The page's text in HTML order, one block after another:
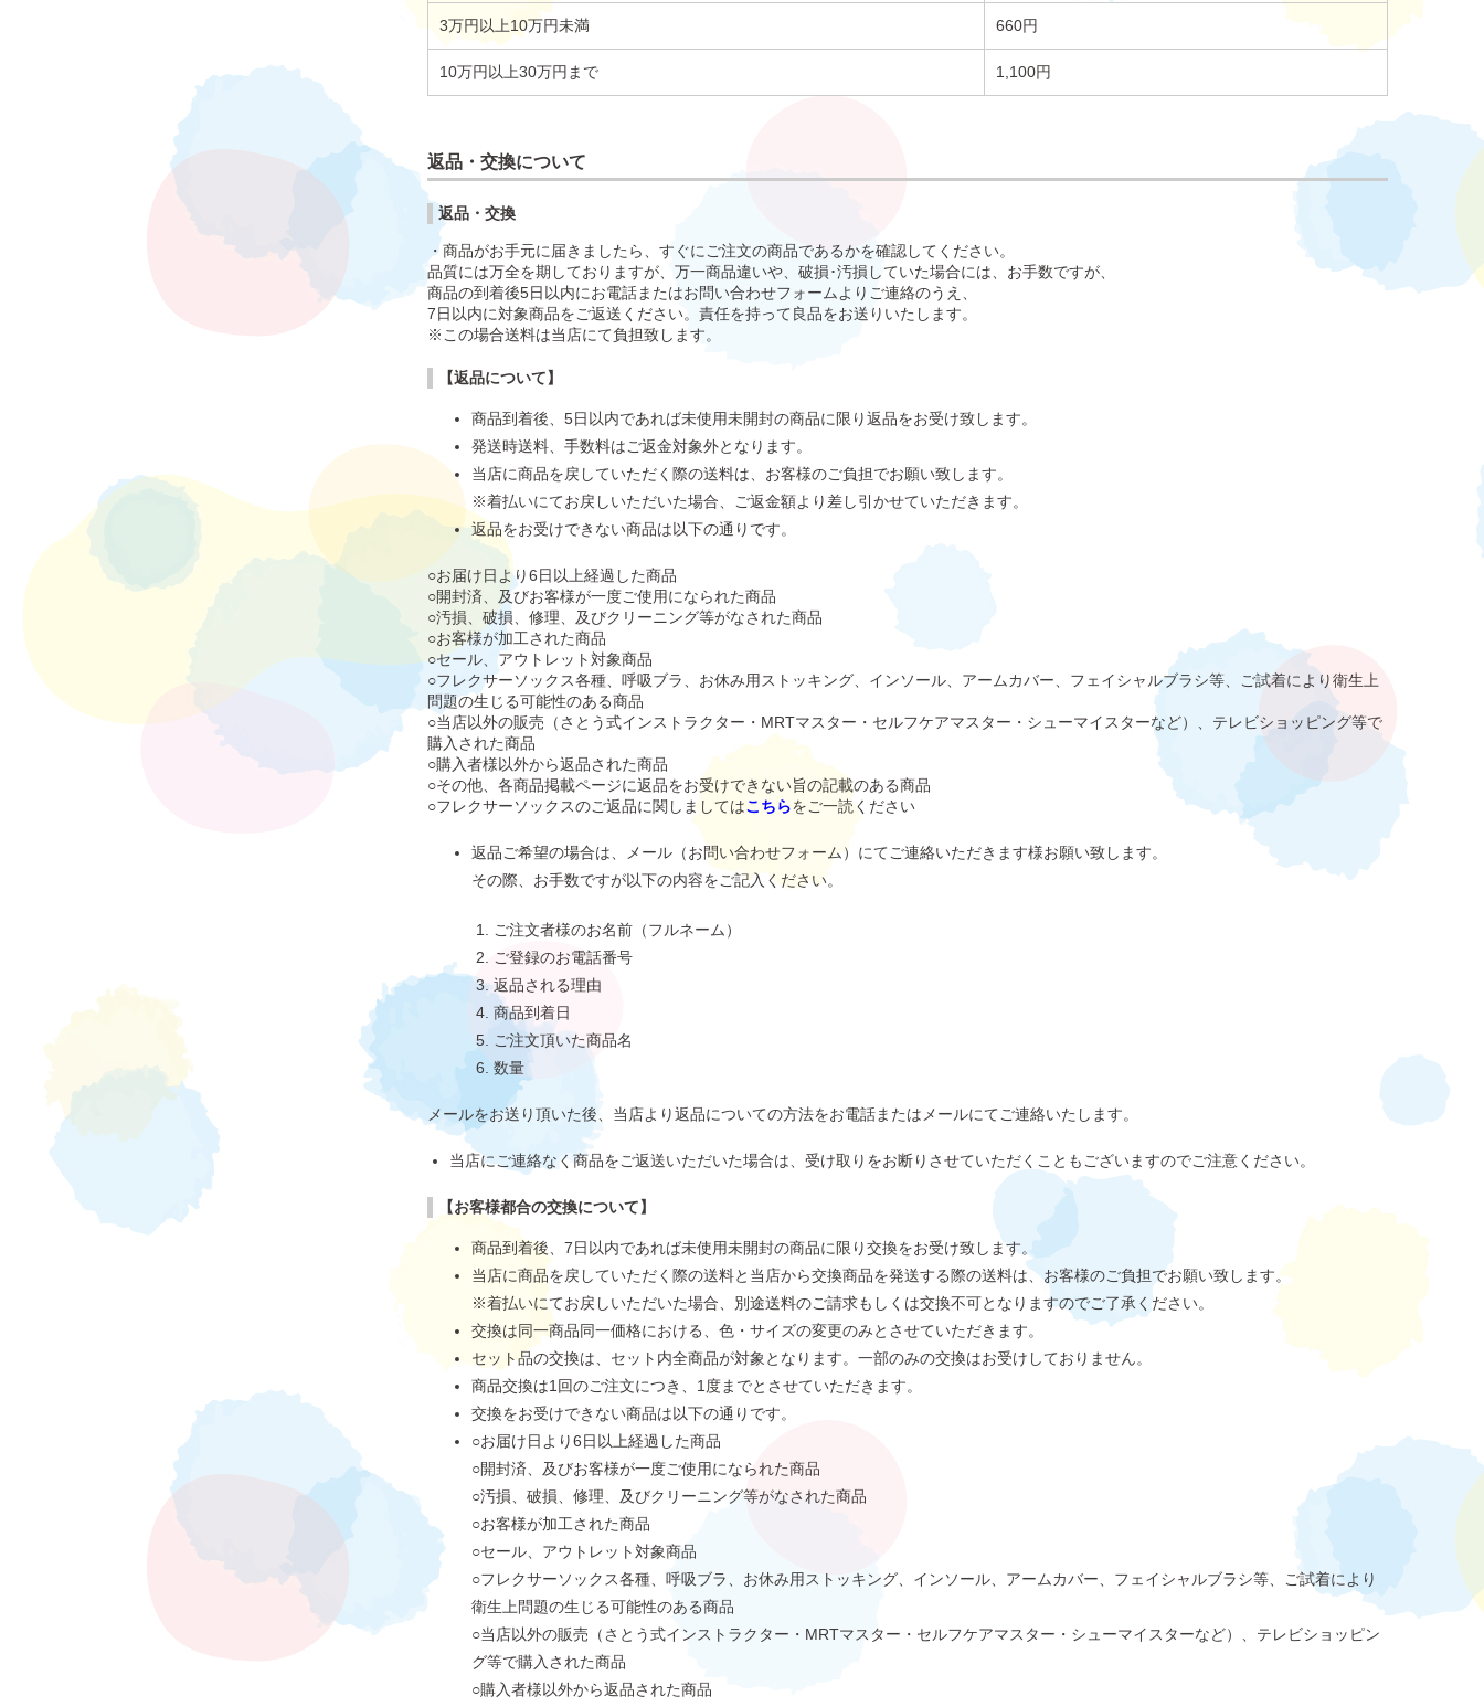
3万円以上10万円未満 660円
10万円以上30万円まで 1,100円
返品・交換について
返品・交換
・商品がお手元に届きましたら、すぐにご注文の商品であるかを確認してください。
品質には万全を期しておりますが、万一商品違いや、破損･汚損していた場合には、お手数ですが、
商品の到着後5日以内にお電話またはお問い合わせフォーム よりご連絡のうえ、
7日以内に対象商品をご返送ください。責任を持って良品をお送りいたします。
※この場合送料は当店にて負担致します。
【返品について】
商品到着後、5日以内であれば未使用未開封の商品に限り返品をお受け致します。
発送時送料、手数料はご返金対象外となります。
当店に商品を戻していただく際の送料は、お客様のご負担でお願い致します。
※着払いにてお戻しいただいた場合、ご返金額より差し引かせていただきます。
返品をお受けできない商品は以下の通りです。
○お届け日より6日以上経過した商品
○開封済、及びお客様が一度ご使用になられた商品
○汚損、破損、修理、及びクリーニング等がなされた商品
○お客様が加工された商品
○セール、アウトレット対象商品
○フレクサーソックス各種、呼吸ブラ、お休み用ストッキング、インソール、アームカバー、フェイシャルブラシ等、ご試着により衛生上
問題の生じる可能性のある商品
○当店以外の販売（さとう式インストラクター・MRTマスター・セルフケアマスター・シューマイスターなど）、テレビショッピング等で
購入された商品
○購入者様以外から返品された商品
○その他、各商品掲載ページに返品をお受けできない旨の記載のある商品
○フレクサーソックスのご返品に関しましてはこちらをご一読ください
返品ご希望の場合は、メール（お問い合わせフォーム ）にてご連絡いただきます様お願い致します。
その際、お手数ですが以下の内容をご記入ください。
ご注文者様のお名前（フルネーム）
ご登録のお電話番号
返品される理由
商品到着日
ご注文頂いた商品名
数量
メールをお送り頂いた後、当店より返品についての方法をお電話またはメールにてご連絡いたします。
当店にご連絡なく商品をご返送いただいた場合は、受け取りをお断りさせていただくこともございますのでご注意ください。
【お客様都合の交換について】
商品到着後、7日以内であれば未使用未開封の商品に限り交換をお受け致します。
当店に商品を戻していただく際の送料と当店から交換商品を発送する際の送料は、お客様のご負担でお願い致します。
※着払いにてお戻しいただいた場合、別途送料のご請求もしくは交換不可となりますのでご了承ください。
交換は同一商品同一価格における、色・サイズの変更のみとさせていただきます。
セット品の交換は、セット内全商品が対象となります。一部のみの交換はお受けしておりません。
商品交換は1回のご注文につき、1度までとさせていただきます。
交換をお受けできない商品は以下の通りです。
○お届け日より6日以上経過した商品
○開封済、及びお客様が一度ご使用になられた商品
○汚損、破損、修理、及びクリーニング等がなされた商品
○お客様が加工された商品
○セール、アウトレット対象商品
○フレクサーソックス各種、呼吸ブラ、お休み用ストッキング、インソール、アームカバー、フェイシャルブラシ等、ご試着により
衛生上問題の生じる可能性のある商品
○当店以外の販売（さとう式インストラクター・MRTマスター・セルフケアマスター・シューマイスターなど）、テレビショッピン
グ等で購入された商品
○購入者様以外から返品された商品